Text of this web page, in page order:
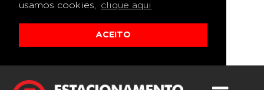
usamos cookies,
clique aqui
ACEITO